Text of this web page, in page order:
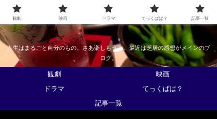
なんかくうかい
人生はまるごと自分のもの。さあ楽しもう！。最近は芝居の感想がメインのブ
ログ。
観劇
映画
ドラマ
てっくぱぱ？
記事一覧
観劇 映画 ドラマ てっくぱぱ？ 記事一覧